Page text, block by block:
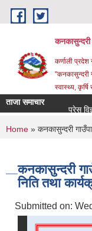
Skip to main content
कनकासुन्दरी
कर्णाली प्रदेश
"कनकासुन्दरी
स्वास्थ्य, कृर्षि
ताजा समाचार
प्रेस
You are
Home » कनकासुन्दरी
कनकासुन्दरी
निति तथा
Submitted on: